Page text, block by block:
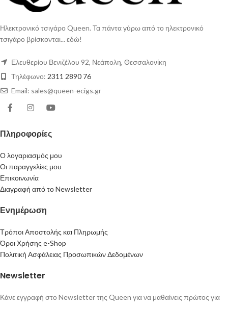
Ηλεκτρονικό τσιγάρο Queen. Τα πάντα γύρω από το ηλεκτρονικό
τσιγάρο βρίσκονται... εδώ!
Ελευθερίου Βενιζέλου 92, Νεάπολη, Θεσσαλονίκη
Τηλέφωνο: 2311 2890 76
Email: sales@queen-ecigs.gr
Πληροφορίες
Ο λογαριασμός μου
Οι παραγγελίες μου
Επικοινωνία
Διαγραφή από το Newsletter
Ενημέρωση
Τρόποι Αποστολής και Πληρωμής
Όροι Χρήσης e-Shop
Πολιτική Ασφάλειας Προσωπικών Δεδομένων
Newsletter
Κάνε εγγραφή στο Newsletter της Queen για να μαθαίνεις πρώτος για